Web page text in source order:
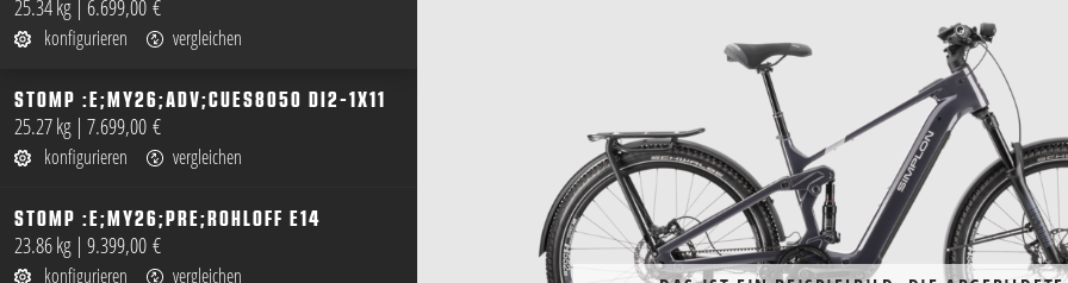
öffnen
25.34 kg | 6.699,00 €
konfigurieren vergleichen
STOMP :E;MY26;ADV;CUES8050 DI2-1X11
öffnen
25.27 kg | 7.699,00 €
konfigurieren vergleichen
STOMP :E;MY26;PRE;ROHLOFF E14
öffnen
23.86 kg | 9.399,00 €
konfigurieren vergleichen